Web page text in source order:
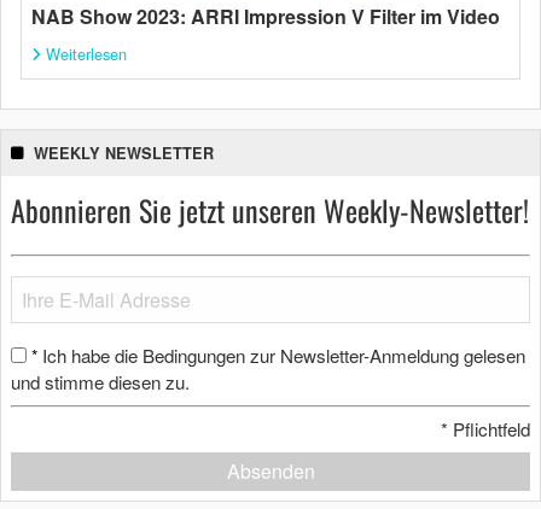
NAB Show 2023: ARRI Impression V Filter im Video
Weiterlesen
WEEKLY NEWSLETTER
Abonnieren Sie jetzt unseren Weekly-Newsletter!
* Ich habe die Bedingungen zur Newsletter-Anmeldung gelesen
und stimme diesen zu.
* Pflichtfeld
Absenden